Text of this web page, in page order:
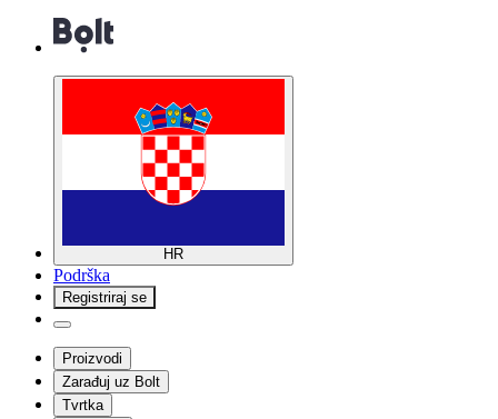
HR
Podrška
Registriraj se
Proizvodi
Zarađuj uz Bolt
Tvrtka